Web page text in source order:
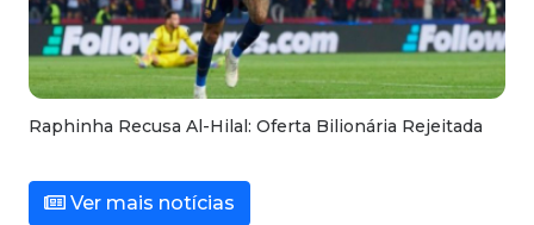
Raphinha Recusa Al-Hilal: Oferta Bilionária Rejeitada
Ver mais notícias